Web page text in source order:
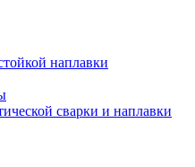
наплавки
сварки и наплавки